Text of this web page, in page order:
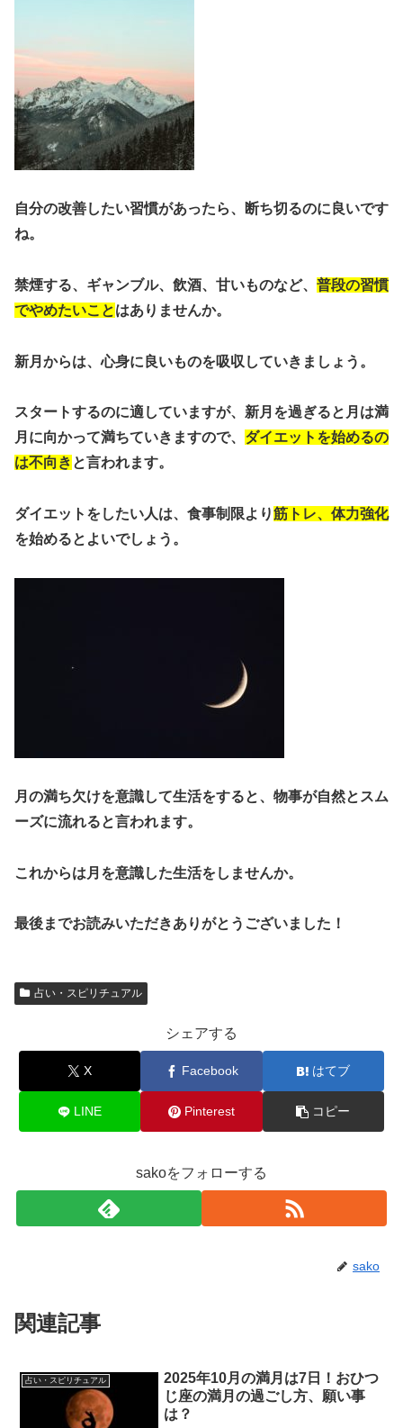
自分の改善したい習慣があったら、断ち切るのに良いです
ね。
禁煙する、ギャンブル、飲酒、甘いものなど、 普段の習慣
でやめたいことはありませんか。
新月からは、心身に良いものを吸収していきましょう。
スタートするのに適していますが、新月を過ぎると月は満
月に向かって満ちていきますので、 ダイエットを始めるの
は不向き と言われます。
ダイエットをしたい人は、食事制限より筋トレ、体力強化
を始めるとよいでしょう。
月の満ち欠けを意識して生活をすると、物事が自然とスム
ーズに流れると言われます。
これからは月を意識した生活をしませんか。
最後までお読みいただきありがとうございました！
占い・スピリチュアル
シェアする
X Facebook はてブ
LINE Pinterest コピー
sakoをフォローする
sako
関連記事
占い・スピリチュアル
2025年10月の満月は7日！おひつ
じ座の満月の過ごし方、願い事
は？